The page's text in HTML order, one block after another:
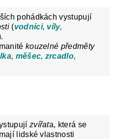
pohádkách vystupují
(vodníci, víly,
kouzelné předměty
měšec, zrcadlo,
zvířata, která se
lidské vlastnosti